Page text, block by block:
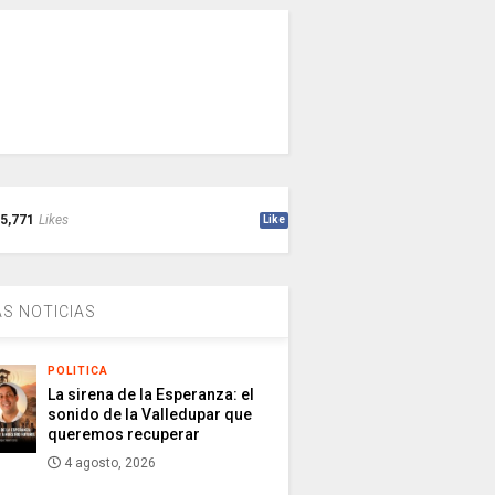
5,771 Likes Like
NOTICIAS
POLITICA
La sirena de la Esperanza: el
sonido de la Valledupar que
queremos recuperar
4 agosto, 2026